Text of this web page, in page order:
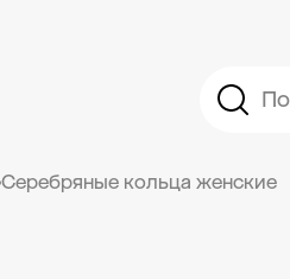
Серебряные кольца женские